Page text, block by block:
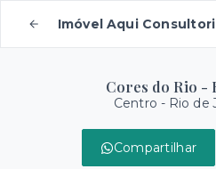
Imóvel Aqui
Cores do Rio -
Centro - Rio de
Compartilhar